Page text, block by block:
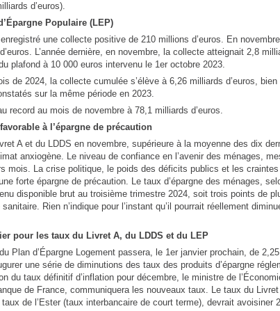
d’euros).
Populaire (LEP)
une collecte positive de 210 millions d’euros. En
L’année dernière, en novembre, la collecte atteignait 2,8
plafond à 10 000 euros intervenu le 1er octobre 2023.
de 2024, la collecte cumulée s’élève à 6,26 milliards d’euros, bien
sur la même période en 2023.
record au mois de novembre à 78,1 milliards d’euros.
à l’épargne de précaution
A et du LDDS en novembre, supérieure à la moyenne des dix
anxiogène. Le niveau de confiance en l’avenir des ménages,
mois. La crise politique, le poids des déficits publics et les craintes
forte épargne de précaution. Le taux d’épargne des ménages,
disponible brut au troisième trimestre 2024, soit trois points de
Rien n’indique pour l’instant qu’il pourrait réellement
pour les taux du Livret A, du LDDS et du LEP
Plan d’Épargne Logement passera, le 1er janvier prochain, de
une série de diminutions des taux des produits d’épargne
du taux définitif d’inflation pour décembre, le ministre de
de France, communiquera les nouveaux taux. Le taux du
de l’Ester (taux interbancaire de court terme), devrait avoisiner